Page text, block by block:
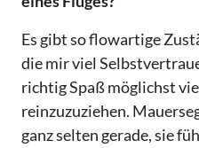
Es gibt so flowartige
die mir viel
richtig Spaß möglichst
reinzuzuziehen.
ganz selten gerade, sie